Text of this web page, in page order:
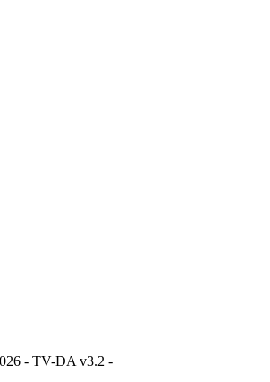
- TV-DA v3.2 -